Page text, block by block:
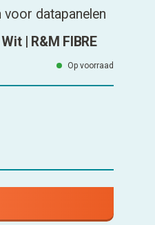
datapanelen
| R&M FIBRE
Op voorraad